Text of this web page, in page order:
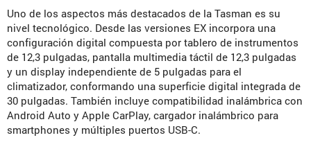
Uno de los aspectos más destacados de la Tasman es su
nivel tecnológico. Desde las versiones EX incorpora una
configuración digital compuesta por tablero de instrumentos
de 12,3 pulgadas, pantalla multimedia táctil de 12,3 pulgadas
y un display independiente de 5 pulgadas para el
climatizador, conformando una superficie digital integrada de
30 pulgadas. También incluye compatibilidad inalámbrica con
Android Auto y Apple CarPlay, cargador inalámbrico para
smartphones y múltiples puertos USB-C.